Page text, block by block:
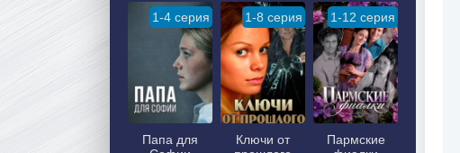
1-4 серия
Папа для
1-8 серия
Ключи от
1-12 серия
Пармские